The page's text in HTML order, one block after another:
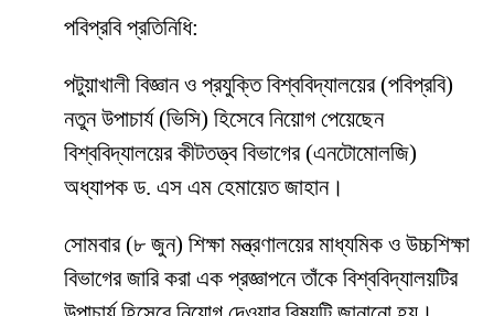
পবিপ্রবি প্রতিনিধি:
পটুয়াখালী বিজ্ঞান ও প্রযুক্তি বিশ্ববিদ্যালয়ের (পবিপ্রবি)
নতুন উপাচার্য (ভিসি) হিসেবে নিয়োগ পেয়েছেন
বিশ্ববিদ্যালয়ের কীটতত্ত্ব বিভাগের (এনটোমোলজি)
অধ্যাপক ড. এস এম হেমায়েত জাহান।
সোমবার (৮ জুন) শিক্ষা মন্ত্রণালয়ের মাধ্যমিক ও উচ্চশিক্ষা
বিভাগের জারি করা এক প্রজ্ঞাপনে তাঁকে বিশ্ববিদ্যালয়টির